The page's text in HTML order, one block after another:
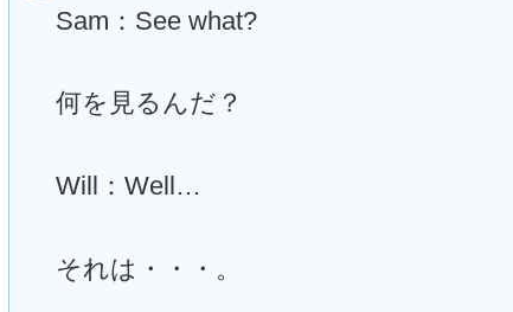
Sam：See what?
何を見るんだ？
Will：Well…
それは・・・。